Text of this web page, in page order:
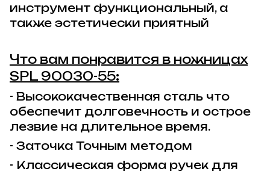
инструмент функциональный, а
также эстетически приятный
Что вам понравится в ножницах
SPL 90030-55:
- Высококачественная сталь что
обеспечит долговечность и острое
лезвие на длительное время.
- Заточка Точным методом
- Классическая форма ручек для